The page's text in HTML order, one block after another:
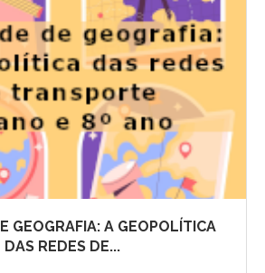
GEOGRAFIA: A GEOPOLÍTICA
DAS REDES DE...